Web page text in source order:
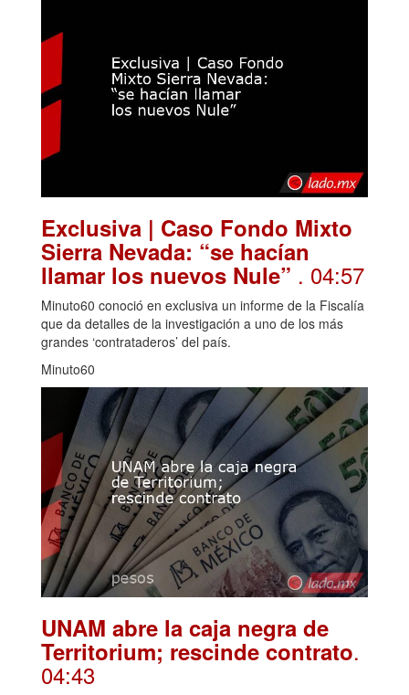
Exclusiva | Caso Fondo Mixto
Sierra Nevada: “se hacían
llamar los nuevos Nule” . 04:57
Minuto60 conoció en exclusiva un informe de la Fiscalía
que da detalles de la investigación a uno de los más
grandes ‘contrataderos’ del país.
Minuto60
UNAM abre la caja negra de
Territorium; rescinde contrato.
04:43